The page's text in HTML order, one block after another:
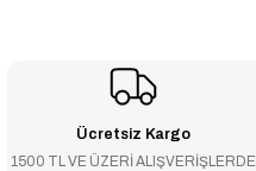
Ücretsiz Kargo
1500 TL VE ÜZERİ ALIŞVERİŞLERDE